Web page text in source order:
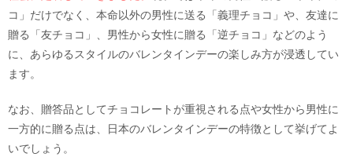
コ」だけでなく、本命以外の男性に送る「義理チョコ」や、友達に
贈る「友チョコ」、男性から女性に贈る「逆チョコ」などのよう
に、あらゆるスタイルのバレンタインデーの楽しみ方が浸透してい
ます。
なお、贈答品としてチョコレートが重視される点や女性から男性に
一方的に贈る点は、日本のバレンタインデーの特徴として挙げてよ
いでしょう。